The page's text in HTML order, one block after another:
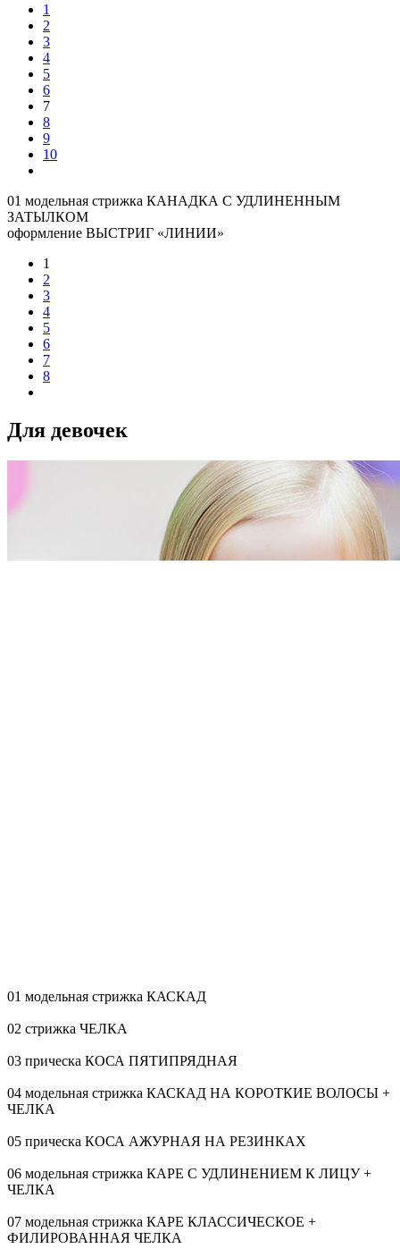
1
2
3
4
5
6
7
8
9
10
01 модельная стрижка КАНАДКА С УДЛИНЕННЫМ
ЗАТЫЛКОМ
оформление ВЫСТРИГ «ЛИНИИ»
1
2
3
4
5
6
7
8
Для девочек
01 модельная стрижка КАСКАД
02 стрижка ЧЕЛКА
03 прическа КОСА ПЯТИПРЯДНАЯ
04 модельная стрижка КАСКАД НА КОРОТКИЕ ВОЛОСЫ +
ЧЕЛКА
05 прическа КОСА АЖУРНАЯ НА РЕЗИНКАХ
06 модельная стрижка КАРЕ С УДЛИНЕНИЕМ К ЛИЦУ +
ЧЕЛКА
07 модельная стрижка КАРЕ КЛАССИЧЕСКОЕ +
ФИЛИРОВАННАЯ ЧЕЛКА